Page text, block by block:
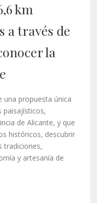
km
a través de
la
una propuesta única
paisajísticos,
de Alicante, y que
históricos, descubrir
tradiciones,
y artesanía de